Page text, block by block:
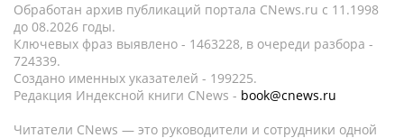
Обработан архив публикаций портала CNews.ru c 11.1998
до 08.2026 годы.
Ключевых фраз выявлено - 1463228, в очереди разбора -
724339.
Создано именных указателей - 199225.
Редакция Индексной книги CNews - book@cnews.ru
Читатели CNews — это руководители и сотрудники одной